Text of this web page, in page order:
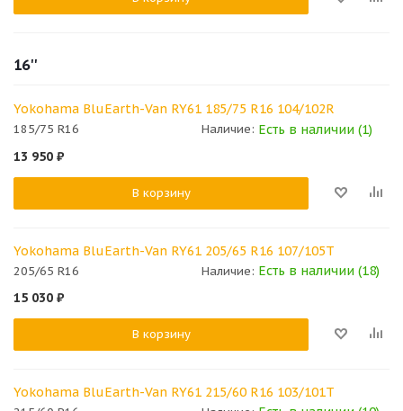
16''
Yokohama BluEarth-Van RY61 185/75 R16 104/102R
185/75 R16 Наличие: Есть в наличии (1)
13 950 ₽
В корзину
Yokohama BluEarth-Van RY61 205/65 R16 107/105T
205/65 R16 Наличие: Есть в наличии (18)
15 030 ₽
В корзину
Yokohama BluEarth-Van RY61 215/60 R16 103/101T